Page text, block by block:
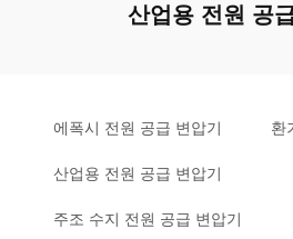
산업용 전원 공
에폭시 전원 공급 변압기 환
산업용 전원 공급 변압기
주조 수지 전원 공급 변압기